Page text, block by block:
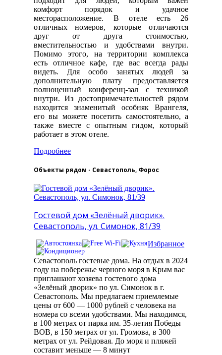
комфорт порядок и удачное
месторасположение. В отеле есть 26
отличных номеров, которые отличаются
друг от друга стоимостью,
вместительностью и удобствами внутри.
Помимо этого, на территории комплекса
есть отличное кафе, где вас всегда рады
видеть. Для особо занятых людей за
дополнительную плату предоставляется
полноценный конференц-зал с техникой
внутри. Из достопримечательностей рядом
находится знаменитый особняк Врангеля,
его вы можете посетить самостоятельно, а
также вместе с опытным гидом, который
работает в этом отеле.
Подробнее
Объекты рядом - Севастополь, Форос
Гостевой дом «Зелёный дворик».
Севастополь, ул. Симонок, 81/39
Избранное
Севастополь гостевые дома. На отдых в 2024
году на побережье черного моря в Крым вас
приглашают хозяева гостевого дома
«Зелёный дворик» по ул. Симонок в г.
Севастополь. Мы предлагаем приемлемые
цены от 600 — 1000 рублей с человека на
номера со всеми удобствами. Мы находимся,
в 100 метрах от парка им. 35-летия Победы
ВОВ, в 150 метрах от ул. Громова, в 300
метрах от ул. Рейдовая. До моря и пляжей
составит меньше — 8 минут